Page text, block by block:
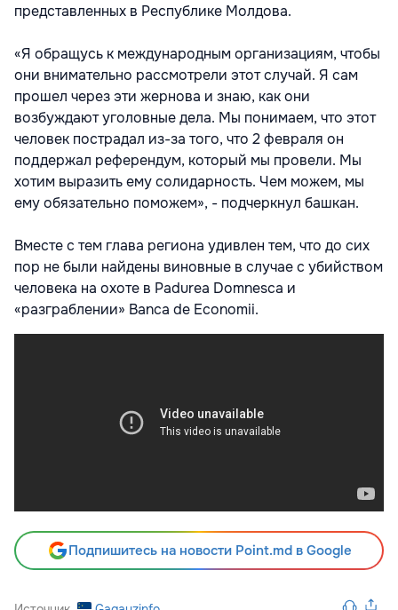
представленных в Республике Молдова.
«Я обращусь к международным организациям, чтобы
они внимательно рассмотрели этот случай. Я сам
прошел через эти жернова и знаю, как они
возбуждают уголовные дела. Мы понимаем, что этот
человек пострадал из-за того, что 2 февраля он
поддержал референдум, который мы провели. Мы
хотим выразить ему солидарность. Чем можем, мы
ему обязательно поможем», - подчеркнул башкан.
Вместе с тем глава региона удивлен тем, что до сих
пор не были найдены виновные в случае с убийством
человека на охоте в Padurea Domnesca и
«разграблении» Banca de Economii.
Подпишитесь на новости Point.md в Google